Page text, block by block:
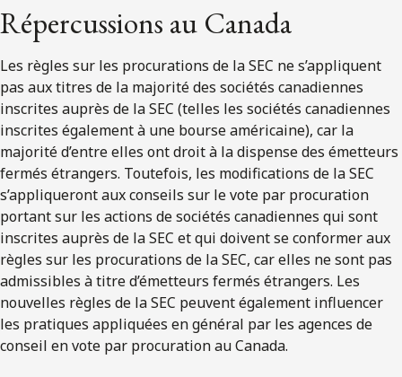
Répercussions au Canada
Les règles sur les procurations de la SEC ne s’appliquent
pas aux titres de la majorité des sociétés canadiennes
inscrites auprès de la SEC (telles les sociétés canadiennes
inscrites également à une bourse américaine), car la
majorité d’entre elles ont droit à la dispense des émetteurs
fermés étrangers. Toutefois, les modifications de la SEC
s’appliqueront aux conseils sur le vote par procuration
portant sur les actions de sociétés canadiennes qui sont
inscrites auprès de la SEC et qui doivent se conformer aux
règles sur les procurations de la SEC, car elles ne sont pas
admissibles à titre d’émetteurs fermés étrangers. Les
nouvelles règles de la SEC peuvent également influencer
les pratiques appliquées en général par les agences de
conseil en vote par procuration au Canada.